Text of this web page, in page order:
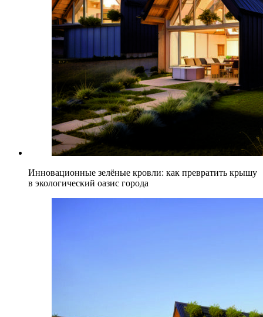
Инновационные зелёные кровли: как превратить крышу
в экологический оазис города